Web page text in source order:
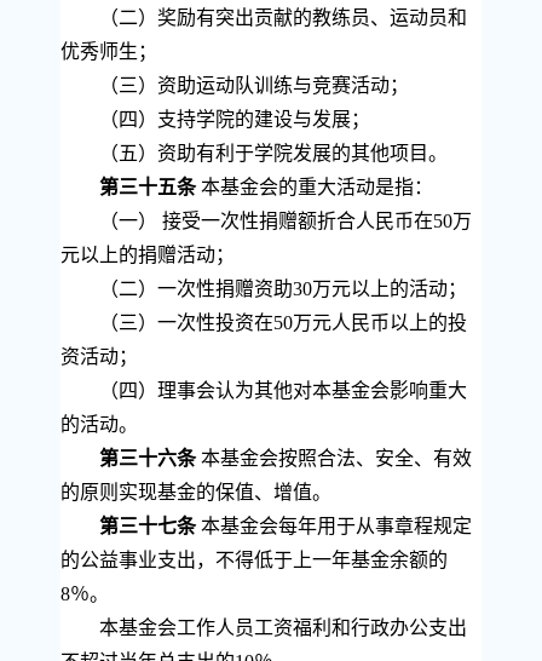
（二）奖励有突出贡献的教练员、运动员和
优秀师生；
（三）资助运动队训练与竞赛活动；
（四）支持学院的建设与发展；
（五）资助有利于学院发展的其他项目。
第三十五条 本基金会的重大活动是指：
（一） 接受一次性捐赠额折合人民币在50万
元以上的捐赠活动；
（二）一次性捐赠资助30万元以上的活动；
（三）一次性投资在50万元人民币以上的投
资活动；
（四）理事会认为其他对本基金会影响重大
的活动。
第三十六条 本基金会按照合法、安全、有效
的原则实现基金的保值、增值。
第三十七条 本基金会每年用于从事章程规定
的公益事业支出，不得低于上一年基金余额的
8％。
本基金会工作人员工资福利和行政办公支出